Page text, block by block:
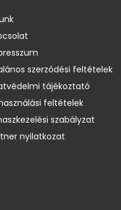
szerződési feltételek
tájékoztató
feltételek
szabályzat
nyilatkozat